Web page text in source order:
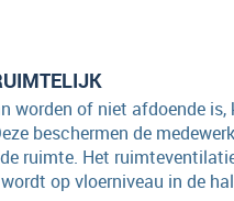
worden of niet afdoende
beschermen de
ruimte. Het
op vloerniveau in de